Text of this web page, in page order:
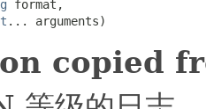
format,
... arguments)
copied